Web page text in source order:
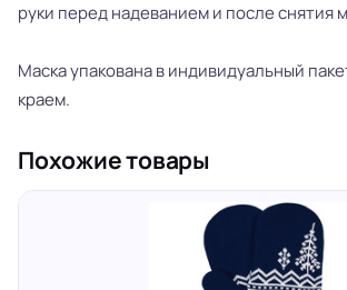
руки перед надеванием и после снятия
Маска упакована в индивидуальный
краем.
Похожие товары